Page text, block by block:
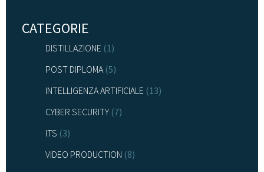
CATEGORIE
DISTILLAZIONE (1)
POST DIPLOMA(5)
INTELLIGENZA ARTIFICIALE (13)
CYBER SECURITY (7)
ITS (3)
VIDEO PRODUCTION (8)